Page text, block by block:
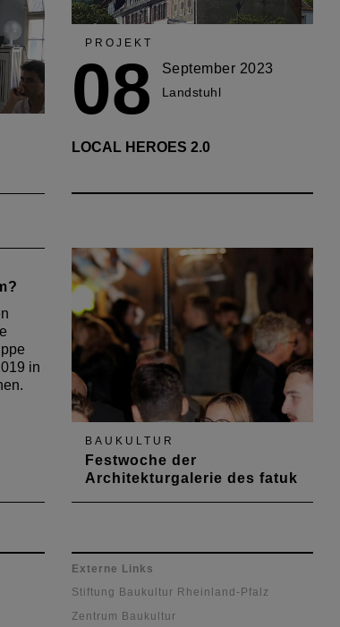
im
PROJEKT
08 September 2023
Landstuhl
LOCAL HEROES 2.0
in
BAUKULTUR
Festwoche der
Architekturgalerie des fatuk
Jubiläum.
Externe Links
Stiftung Baukultur Rheinland-Pfalz
Zentrum Baukultur